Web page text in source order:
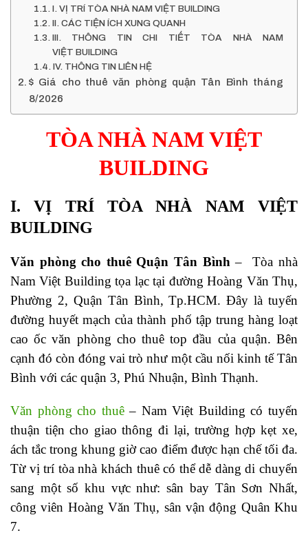
I. VỊ TRÍ TÒA NHÀ NAM VIỆT BUILDING
II. CÁC TIỆN ÍCH XUNG QUANH
III. THÔNG TIN CHI TIẾT TÒA NHÀ NAM
VIỆT BUILDING
IV. THÔNG TIN LIÊN HỆ
$ Giá cho thuê văn phòng quận Tân Bình tháng
8/2026
TÒA NHÀ NAM VIỆT
BUILDING
I. VỊ TRÍ TÒA NHÀ NAM VIỆT
BUILDING
Văn phòng cho thuê Quận Tân Bình –Tòa nhà
Nam Việt Building tọa lạc tại đường Hoàng Văn Thụ,
Phường 2, Quận Tân Bình, Tp.HCM. Đây là tuyến
đường huyết mạch của thành phố tập trung hàng loạt
cao ốc văn phòng cho thuê top đầu của quận. Bên
cạnh đó còn đóng vai trò như một cầu nối kinh tế Tân
Bình với các quận 3, Phú Nhuận, Bình Thạnh.
Văn phòng cho thuê– Nam Việt Building có tuyến
thuận tiện cho giao thông đi lại, trường hợp kẹt xe,
ách tắc trong khung giờ cao điểm được hạn chế tối đa.
Từ vị trí tòa nhà khách thuê có thể dễ dàng di chuyển
sang một số khu vực như: sân bay Tân Sơn Nhất,
công viên Hoàng Văn Thụ, sân vận động Quân Khu
7.